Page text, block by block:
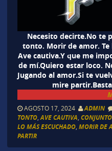
Necesito decirte.No te
tonto. Morir de amor.
Ave cautiva.Y que me
de mí.Quiero estar loco.
Jugando al amor.Si te
mire
AGOSTO 17, 2024 ADMIN
TONTO, AVE CAUTIVA
LO MÁS ESCUCHADO, MORIR DE
PARTIR